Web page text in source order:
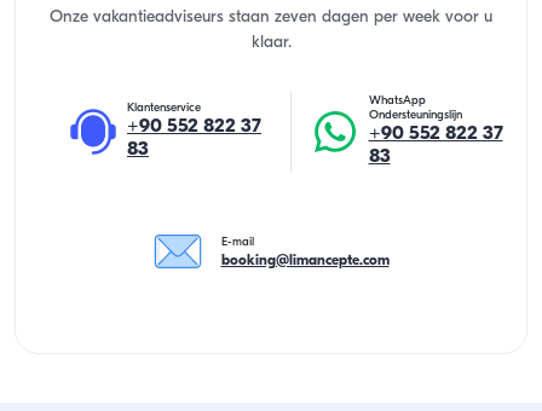
Onze vakantieadviseurs staan zeven dagen per week voor u
klaar.
Klantenservice
+90 552 822 37
83
WhatsApp
Ondersteuningslijn
+90 552 822 37
83
E-mail
booking@limancepte.com